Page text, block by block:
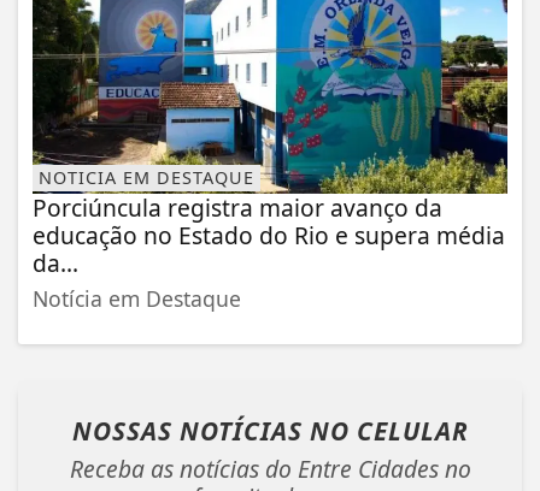
NOTICIA EM DESTAQUE
Porciúncula registra maior avanço da
educação no Estado do Rio e supera média
da...
Notícia em Destaque
NOSSAS NOTÍCIAS NO CELULAR
Receba as notícias do Entre Cidades no